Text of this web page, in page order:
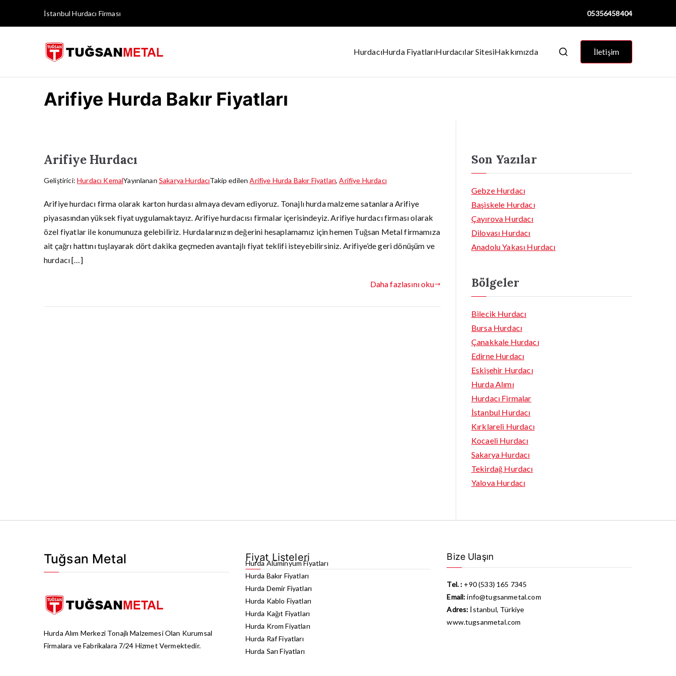
İstanbul Hurdacı Firması 05356458404
HurdacıHurda FiyatlarıHurdacılar SitesiHakkımızda İletişim
Arifiye Hurda Bakır Fiyatları
Arifiye Hurdacı
Geliştirici:Hurdacı KemalYayınlanan Sakarya HurdacıTakip edilenArifiye Hurda Bakır Fiyatları,Arifiye Hurdacı
Arifiye hurdacı firma olarak karton hurdası almaya devam ediyoruz. Tonajlı hurda malzeme satanlara Arifiye
piyasasından yüksek fiyat uygulamaktayız. Arifiye hurdacısı firmalar içerisindeyiz. Arifiye hurdacı firması olarak
özel fiyatlar ile konumunuza gelebiliriz. Hurdalarınızın değerini hesaplamamız için hemen Tuğsan Metal firmamıza
ait çağrı hattını tuşlayarak dört dakika geçmeden avantajlı fiyat teklifi isteyebilirsiniz. Arifiye’de geri dönüşüm ve
hurdacı […]
Daha fazlasını oku
Son Yazılar
Gebze Hurdacı
Başiskele Hurdacı
Çayırova Hurdacı
Dilovası Hurdacı
Anadolu Yakası Hurdacı
Bölgeler
Bilecik Hurdacı
Bursa Hurdacı
Çanakkale Hurdacı
Edirne Hurdacı
Eskişehir Hurdacı
Hurda Alımı
Hurdacı Firmalar
İstanbul Hurdacı
Kırklareli Hurdacı
Kocaeli Hurdacı
Sakarya Hurdacı
Tekirdağ Hurdacı
Yalova Hurdacı
Tuğsan Metal
Hurda Alım Merkezi Tonajlı Malzemesi Olan Kurumsal
Firmalara ve Fabrikalara 7/24 Hizmet Vermektedir.
Fiyat Listeleri
Hurda Alüminyum Fiyatları
Hurda Bakır Fiyatları
Hurda Demir Fiyatları
Hurda Kablo Fiyatları
Hurda Kağıt Fiyatları
Hurda Krom Fiyatları
Hurda Raf Fiyatları
Hurda Sarı Fiyatları
Bize Ulaşın
Tel. : +90 (533) 165 7345
Email:info@tugsanmetal.com
Adres:İstanbul, Türkiye
www.tugsanmetal.com